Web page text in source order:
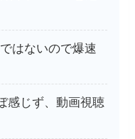
はないので爆速
感じず、動画視聴